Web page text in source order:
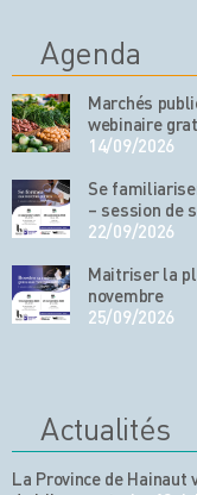
Agenda
Marchés
webinaire
14/09/2026
Se
– session de
22/09/2026
Maitriser la
novembre
25/09/2026
Actualités
La Province de Hainaut